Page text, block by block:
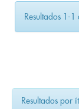
Resultados 1-1
Resultados por